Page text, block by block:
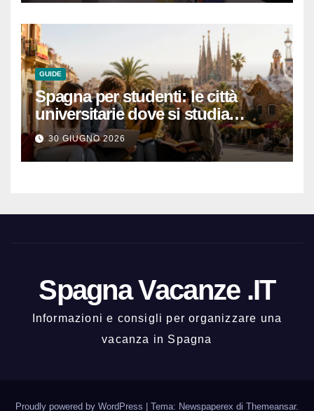
GUIDE
Spagna per studenti: le città
universitarie dove si studia
meglio e con una buona vita
notturna
30 GIUGNO 2026
Spagna Vacanze .IT
Informazioni e consigli per organizzare una
vacanza in Spagna
Proudly powered by WordPress | Tema: Newspaperex di Themeansar.